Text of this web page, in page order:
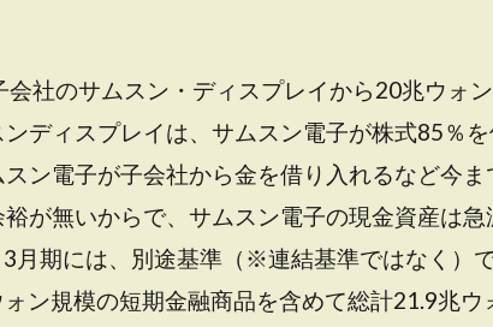
社のサムスン・ディスプレイから20兆ウォン
ディスプレイは、サムスン電子が株式85％を
ン電子が子会社から金を借り入れるなど今ま
が無いからで、サムスン電子の現金資産は
月期には、別途基準（※連結基準ではなく）
ン規模の短期金融商品を含めて総計21.9兆ウ